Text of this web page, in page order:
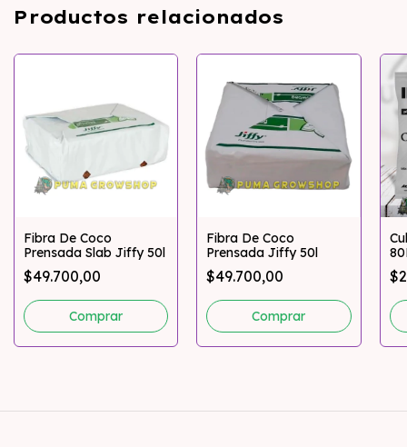
Productos relacionados
Fibra De Coco
Prensada Slab Jiffy 50l
$49.700,00
Fibra De Coco
Prensada Jiffy 50l
$49.700,00